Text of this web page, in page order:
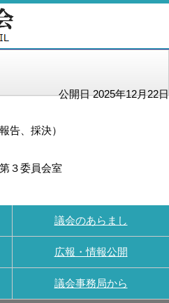
公開日 2025年12月22日
告、採決）
委員会室
議会のあらまし
広報・情報公開
議会事務局から